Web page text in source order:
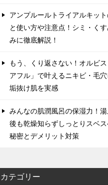
アンプルールトライアルキット
と使い方や注意点！シミ・く
みに徹底解説！
もう、くり返さない！オルビス
アフル」で叶えるニキビ・毛
垢抜け肌を実感
みんなの肌潤風呂の保湿力！湯
後も乾燥知らずしっとりスベ
秘密とデメリット対策
カテゴリー